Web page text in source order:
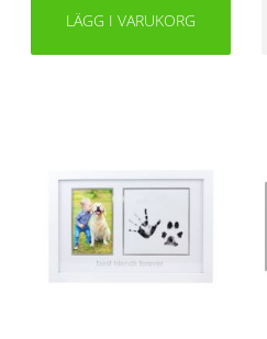
LÄGG I VARUKORG